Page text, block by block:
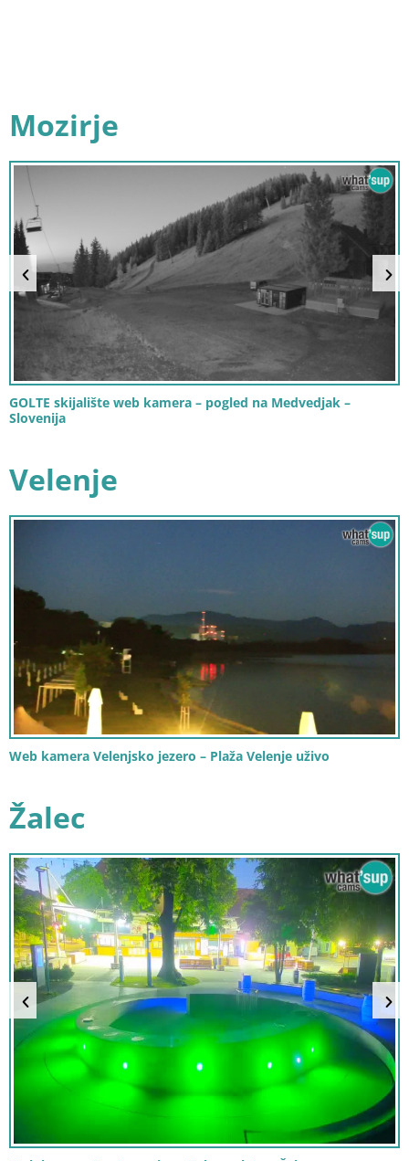
Mozirje
GOLTE skijalište web kamera – pogled na Medvedjak –
Slovenija
Velenje
Web kamera Velenjsko jezero – Plaža Velenje uživo
Žalec